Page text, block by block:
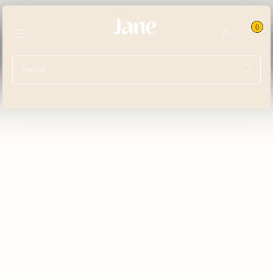
L'Occitane en ProvenceGiỏ
0